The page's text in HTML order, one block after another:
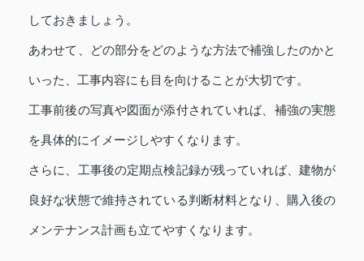
しておきましょう。
あわせて、どの部分をどのような方法で補強したのかと
いった、工事内容にも目を向けることが大切です。
工事前後の写真や図面が添付されていれば、補強の実態
を具体的にイメージしやすくなります。
さらに、工事後の定期点検記録が残っていれば、建物が
良好な状態で維持されている判断材料となり、購入後の
メンテナンス計画も立てやすくなります。